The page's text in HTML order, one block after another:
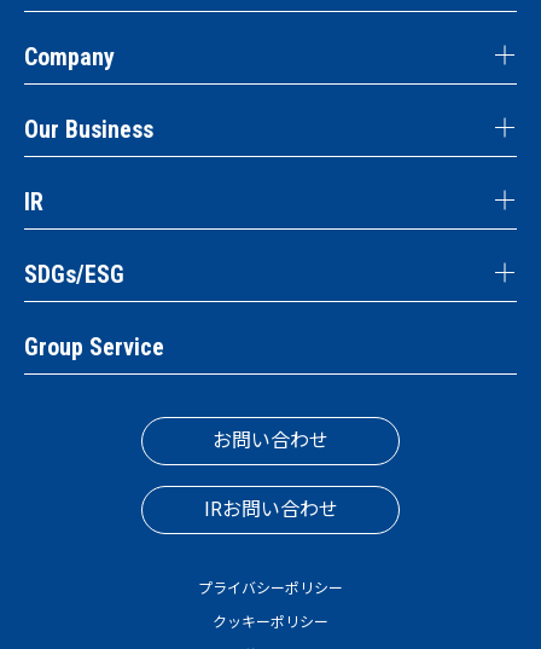
Company
Our Business
IR
SDGs/ESG
Group Service
お問い合わせ
IRお問い合わせ
プライバシーポリシー
クッキーポリシー